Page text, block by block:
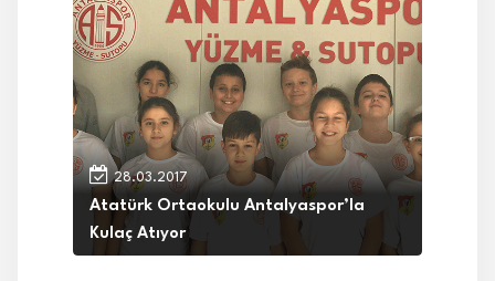
28.03.2017
Atatürk Ortaokulu Antalyaspor’la
Kulaç Atıyor